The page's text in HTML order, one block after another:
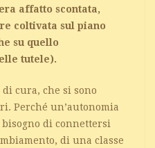
affatto scontata,
coltivata sul piano
su quello
tutele).
cura, che si sono
Perché un’autonomia
di connettersi
di una classe